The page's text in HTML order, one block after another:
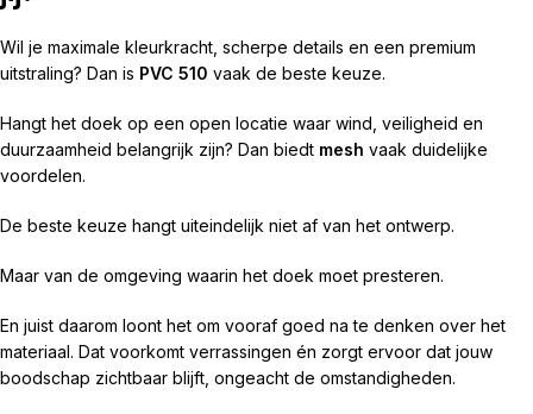
Wil je maximale kleurkracht, scherpe details en een premium
uitstraling? Dan is PVC 510 vaak de beste keuze.
Hangt het doek op een open locatie waar wind, veiligheid en
duurzaamheid belangrijk zijn? Dan biedt mesh vaak duidelijke
voordelen.
De beste keuze hangt uiteindelijk niet af van het ontwerp.
Maar van de omgeving waarin het doek moet presteren.
En juist daarom loont het om vooraf goed na te denken over het
materiaal. Dat voorkomt verrassingen én zorgt ervoor dat jouw
boodschap zichtbaar blijft, ongeacht de omstandigheden.